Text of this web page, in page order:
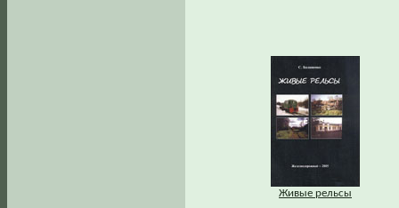
Живые рельсы